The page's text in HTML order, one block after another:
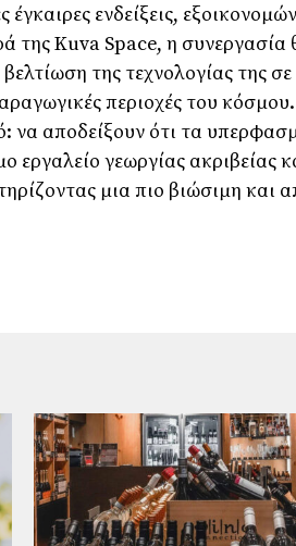
έγκαιρες ενδείξεις,
της Kuva Space, η συνεργασία
της τεχνολογίας της
περιοχές του
να αποδείξουν ότι τα
εργαλείο γεωργίας ακριβείας
μια πιο βιώσιμη και